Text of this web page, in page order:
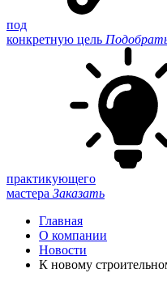
под
конкретную цель
практикующего
мастера Заказать
Главная
О компании
Новости
К новому